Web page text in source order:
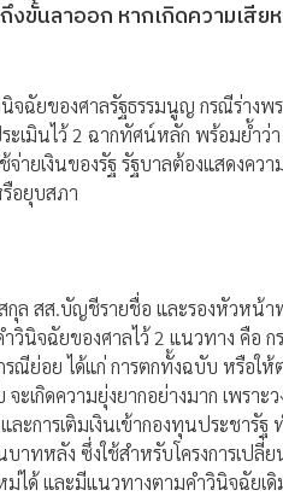
ขั้นลาออก หากเกิดความเสีย
จฉัยของศาลรัฐธรรมนูญ กรณีร่าง
ะเมินไว้ 2 ฉากทัศน์หลัก พร้อมย้ำ
จ่ายเงินของรัฐ รัฐบาลต้องแสดงค
อยุบสภา
ล สส.บัญชีรายชื่อ และรองหัวหน้า
ำวินิจฉัยของศาลไว้ 2 แนวทาง คื
ณีย่อย ได้แก่ การตกทั้งฉบับ หรือใ
เกิดความยุ่งยากอย่างมาก เพราะ
ละการเติมเงินเข้ากองทุนประชา
บาทหลัง ซึ่งใช้สำหรับโครงการเป
ได้ และมีแนวทางตามคำวินิจฉัยเ